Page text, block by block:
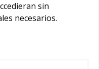
sin
necesarios.